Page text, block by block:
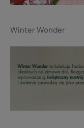
Winter Wonder